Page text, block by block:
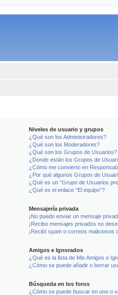
Niveles de usuario y grupos
¿Qué son los Administradores?
¿Qué son los Moderadores?
¿Qué son los Grupos de Usuarios?
¿Donde están los Grupos de
¿Cómo me convierto en
¿Por qué algunos Grupos de
¿Qué es un “Grupo de Usuarios
¿Qué es el enlace “El equipo”?
Mensajería privada
¡No puedo enviar un mensaje
¡Recibo mensajes privados no
¡Recibí spam o correos maliciosos
Amigos e Ignorados
¿Qué es la lista de Mis Amigos e
¿Cómo se puede añadir o borrar
Búsqueda en los foros
¿Cómo se puede buscar en uno o